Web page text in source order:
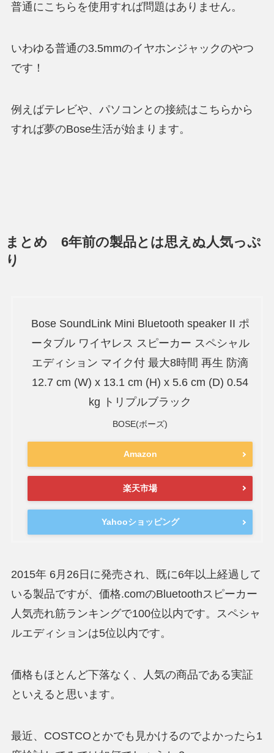
普通にこちらを使用すれば問題はありません。
いわゆる普通の3.5mmのイヤホンジャックのやつ
です！
例えばテレビや、パソコンとの接続はこちらから
すれば夢のBose生活が始まります。
まとめ 6年前の製品とは思えぬ人気っぷ
り
Bose SoundLink Mini Bluetooth speaker II ポ
ータブル ワイヤレス スピーカー スペシャル
エディション マイク付 最大8時間 再生 防滴
12.7 cm (W) x 13.1 cm (H) x 5.6 cm (D) 0.54
kg トリプルブラック
BOSE(ボーズ)
Amazon
楽天市場
Yahooショッピング
2015年 6月26日に発売され、既に6年以上経過して
いる製品ですが、価格.comのBluetoothスピーカー
人気売れ筋ランキングで100位以内です。スペシャ
ルエディションは5位以内です。
価格もほとんど下落なく、人気の商品である実証
といえると思います。
最近、COSTCOとかでも見かけるのでよかったら1